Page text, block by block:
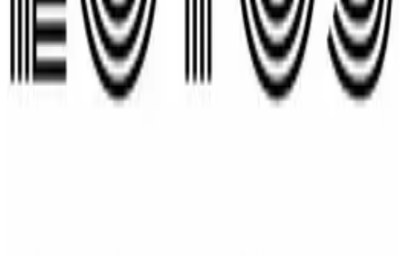
주요 고객사
Minsub Ventures 고객사 및 협력사 방문·체류 인력
인도 장기 출장·프로젝트 기간 체류 팀